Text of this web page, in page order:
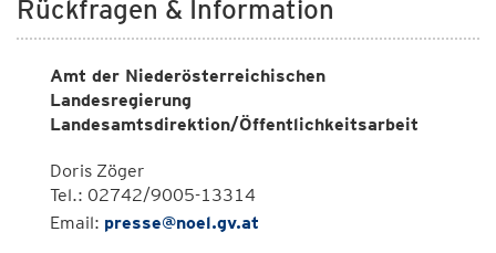
Rückfragen & Information
Amt der Niederösterreichischen
Landesregierung
Landesamtsdirektion/Öffentlichkeitsarbeit
Doris Zöger
Tel.: 02742/9005-13314
Email: presse@noel.gv.at